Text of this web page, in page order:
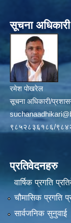
सूचना अधिकारी
रमेश पोखरेल
सूचना अधिकारी/
९८५२८३६१८६/
प्रतिवेदनहरु
वार्षिक प्रगति
चौमासिक प्रगति
सार्वजनिक सुनुवाई